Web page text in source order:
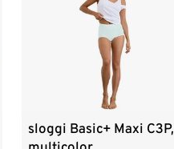
sloggi Basic+ Maxi C3P,